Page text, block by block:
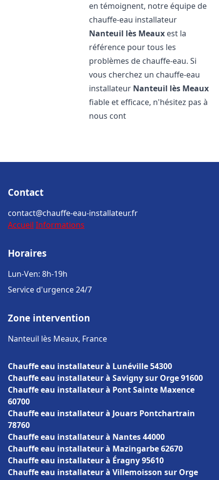
en témoignent, notre équipe de
chauffe-eau installateur
Nanteuil lès Meaux est la
référence pour tous les
problèmes de chauffe-eau. Si
vous cherchez un chauffe-eau
installateur Nanteuil lès Meaux
fiable et efficace, n'hésitez pas à
nous cont
Contact
contact@chauffe-eau-installateur.fr
Accueil Informations
Horaires
Lun-Ven: 8h-19h
Service d'urgence 24/7
Zone intervention
Nanteuil lès Meaux, France
Chauffe eau installateur à Lunéville 54300
Chauffe eau installateur à Savigny sur Orge 91600
Chauffe eau installateur à Pont Sainte Maxence
60700
Chauffe eau installateur à Jouars Pontchartrain
78760
Chauffe eau installateur à Nantes 44000
Chauffe eau installateur à Mazingarbe 62670
Chauffe eau installateur à Éragny 95610
Chauffe eau installateur à Villemoisson sur Orge